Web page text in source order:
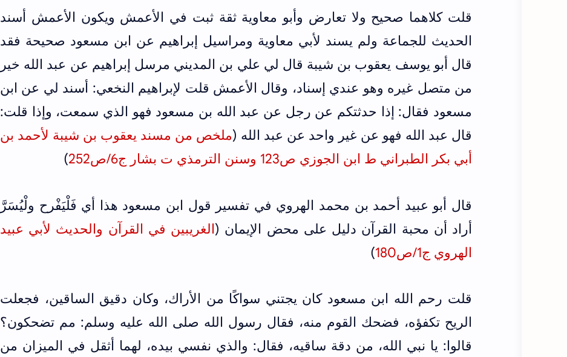
قلت كلاهما صحيح ولا تعارض وأبو معاوية ثقة ثبت في الأعمش ويكون الأعمش أسند
الحديث للجماعة ولم يسند لأبي معاوية ومراسيل إبراهيم عن ابن مسعود صحيحة فقد
قال أبو يوسف يعقوب بن شيبة قال لي علي بن المديني مرسل إبراهيم عن عبد الله خير
من متصل غيره وهو عندي إسناد، وقال الأعمش قلت لإبراهيم النخعي: أسند لي عن ابن
مسعود فقال: إذا حدثتكم عن رجل عن عبد الله بن مسعود فهو الذي سمعت، وإذا قلت:
قال عبد الله فهو عن غير واحد عن عبد الله (ملخص من مسند يعقوب بن شيبة لأحمد بن
أبي بكر الطبراني ط ابن الجوزي ص123 وسنن الترمذي ت بشار ج6/ص252
)
قال أبو عبيد أحمد بن محمد الهروي في تفسير قول ابن مسعود هذا أي فَلْيَفْرح ولْيُسَرَّ
أراد أن محبة القرآن دليل على محض الإيمان (الغريبين في القرآن والحديث لأبي عبيد
الهروي ج1/ص180
)
قلت رحم الله ابن مسعود كان يجتني سواكًا من الأراك، وكان دقيق الساقين، فجعلت
الريح تكفؤه، فضحك القوم منه، فقال رسول الله صلى الله عليه وسلم: مم تضحكون؟
قالوا: يا نبي الله، من دقة ساقيه، فقال: والذي نفسي بيده، لهما أثقل في الميزان من